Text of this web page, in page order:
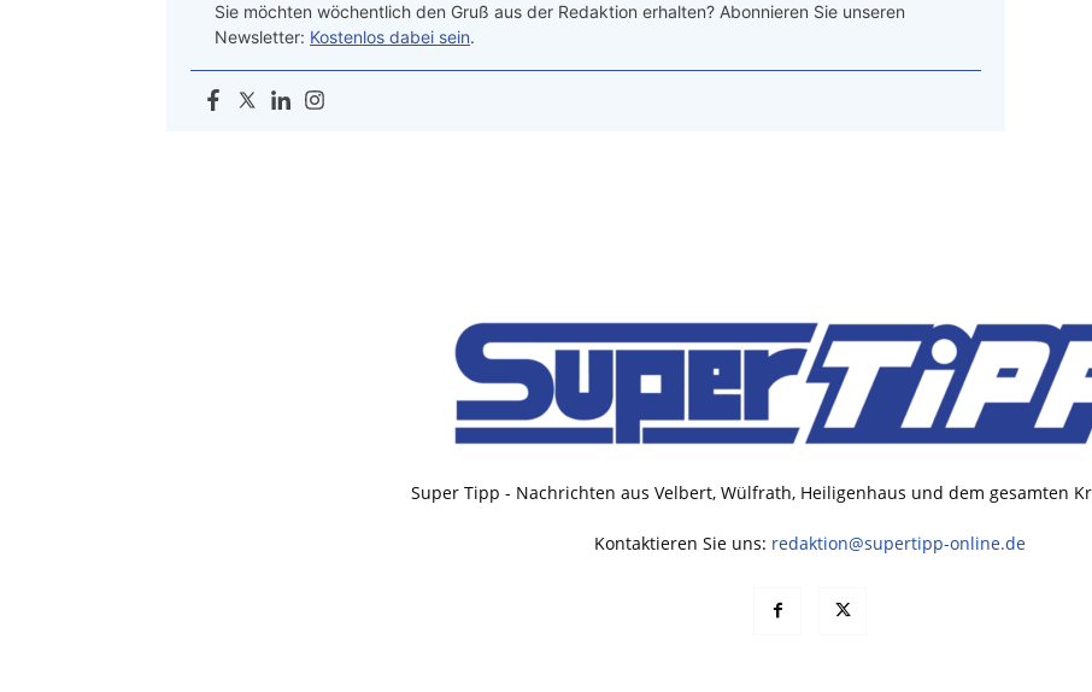
Sie möchten wöchentlich den Gruß aus der Redaktion erhalten? Abonnieren Sie unseren
Newsletter: Kostenlos dabei sein.
Super Tipp - Nachrichten aus Velbert, Wülfrath, Heiligenhaus und dem gesamten
Kontaktieren Sie uns: redaktion@supertipp-online.de